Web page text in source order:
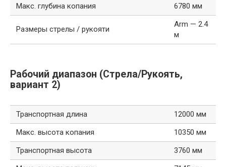
Макс. глубина копания 6780 мм
Размеры стрелы / рукояти
Arm — 2.4
м
Рабочий диапазон (Стрела/Рукоять,
вариант 2)
Транспортная длина
12000 мм
Макс. высота копания
10350 мм
Транспортная высота
3760 мм